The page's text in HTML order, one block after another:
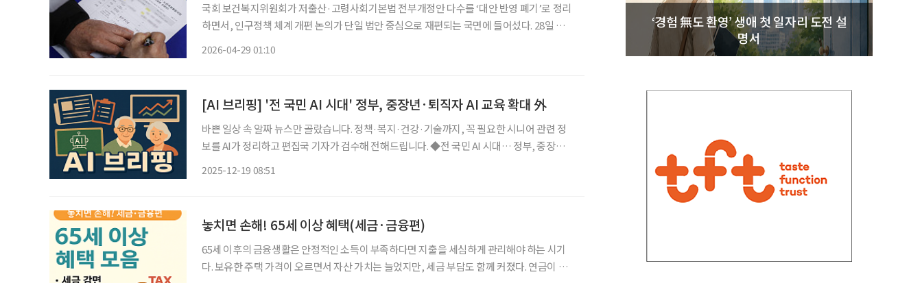
국회 보건복지위원회가 저출산·고령사회기본법 전부개정안 다수를 ‘대안 반영 폐기’로 정리
하면서, 인구정책 체계 개편 논의가 단일 법안 중심으로 재편되는 국면에 들어섰다. 28일 국
2026-04-29 01:10
[AI 브리핑] '전 국민 AI 시대' 정부, 중장년·퇴직자 AI 교육 확대 外
바쁜 일상 속 알짜 뉴스만 골랐습니다. 정책·복지·건강·기술까지, 꼭 필요한 시니어 관련 정
보를 AI가 정리하고 편집국 기자가 검수해 전해드립니다. ◆전 국민 AI 시대… 정부, 중장년·
2025-12-19 08:51
놓치면 손해! 65세 이상 혜택(세금·금융편)
65세 이후의 금융생활은 안정적인 소득이 부족하다면 지출을 세심하게 관리해야 하는 시기
다. 보유한 주택 가격이 오르면서 자산 가치는 늘었지만, 세금 부담도 함께 커졌다. 연금이 주
‘경험 無도 환영’ 생애 첫 일자리 도전 설
명서